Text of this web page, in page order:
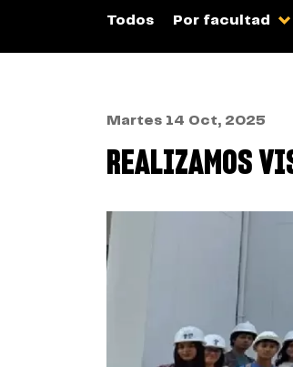
Todos Por facultad
Martes 14 Oct, 2025
REALIZAMOS